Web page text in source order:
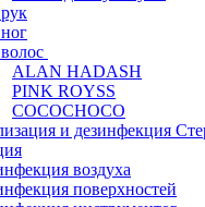
ALAN HADASH
PINK ROYSS
COCOCHOCO
воздуха
поверхностей